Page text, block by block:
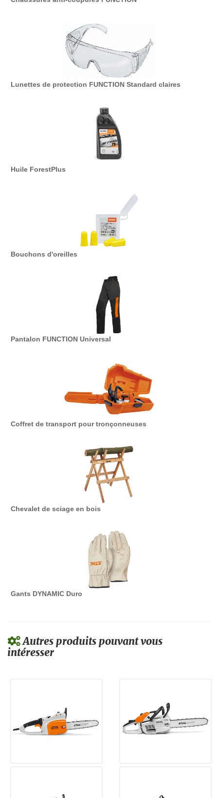
Lunettes de protection FUNCTION Standard claires
Huile ForestPlus
Bouchons d'oreilles
Pantalon FUNCTION Universal
Coffret de transport pour tronçonneuses
Chevalet de sciage en bois
Gants DYNAMIC Duro
Autres produits pouvant vous
intéresser